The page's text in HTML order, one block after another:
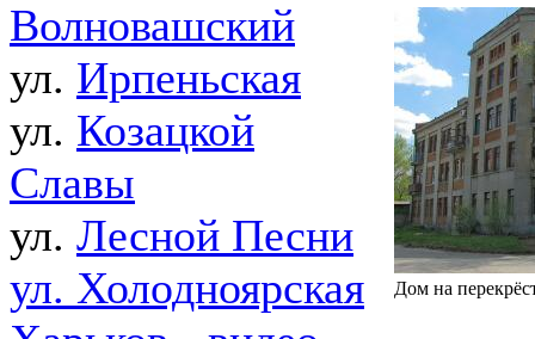
Волновашский
ул. Ирпеньская
ул. Козацкой
Славы
ул. Лесной Песни
ул. Холодноярская
Дом на